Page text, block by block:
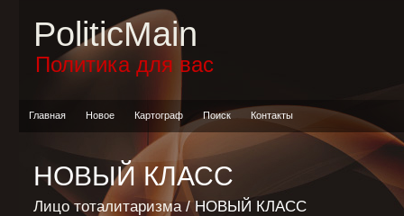
PoliticMain
Политика для вас
Главная Новое Картограф Поиск Контакты
НОВЫЙ КЛАСС
Лицо тоталитаризма/ НОВЫЙ КЛАСС